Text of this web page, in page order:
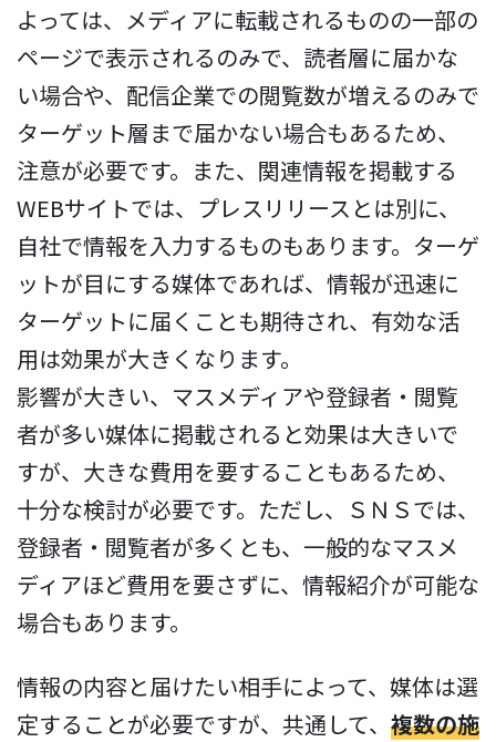
よっては、メディアに転載されるものの一部の
ページで表示されるのみで、読者層に届かな
い場合や、配信企業での閲覧数が増えるのみで
ターゲット層まで届かない場合もあるため、
注意が必要です。また、関連情報を掲載する
WEBサイトでは、プレスリリースとは別に、
自社で情報を入力するものもあります。ターゲ
ットが目にする媒体であれば、情報が迅速に
ターゲットに届くことも期待され、有効な活
用は効果が大きくなります。
影響が大きい、マスメディアや登録者・閲覧
者が多い媒体に掲載されると効果は大きいで
すが、大きな費用を要することもあるため、
十分な検討が必要です。ただし、ＳＮＳでは、
登録者・閲覧者が多くとも、一般的なマスメ
ディアほど費用を要さずに、情報紹介が可能な
場合もあります。
情報の内容と届けたい相手によって、媒体は選
定することが必要ですが、共通して、 複数の施